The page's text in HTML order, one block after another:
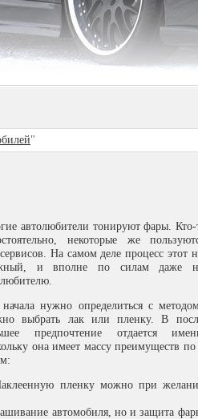
"
автолюбители тонируют фары. Кто-
некоторые же
На самом деле процесс этот
и вполне по силам даже
нужно определиться с
выбрать лак или пленку. В
предпочтение отдается
она имеет массу преимуществ
пленку можно при
автомобиля, но и защита